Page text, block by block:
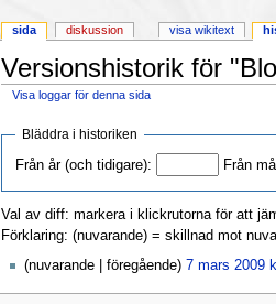
Versionshistorik för
Visa loggar för denna sida
Bläddra i historiken
Från år (och tidigare): Från
Val av diff: markera i klickrutorna för att
Förklaring: (nuvarande) = skillnad mot
(nuvarande | föregående) 7 mars 2009
sida diskussion visa wikitext